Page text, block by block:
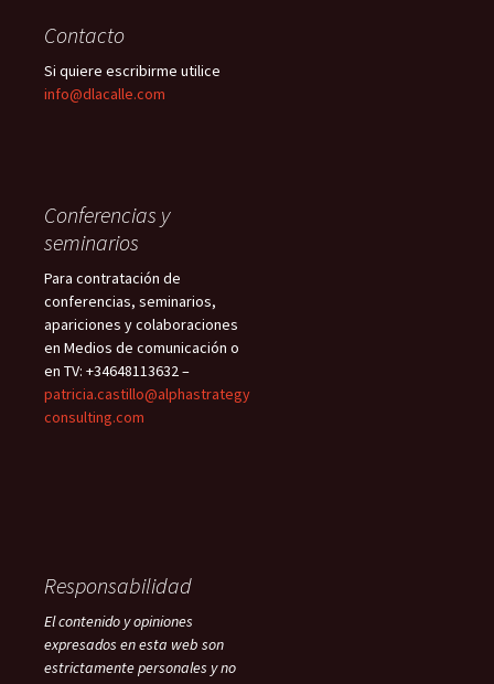
Contacto
Si quiere escribirme utilice
info@dlacalle.com
Conferencias y
seminarios
Para contratación de
conferencias, seminarios,
apariciones y colaboraciones
en Medios de comunicación o
en TV: +34648113632 –
patricia.castillo@alphastrategy
consulting.com
Responsabilidad
El contenido y opiniones
expresados en esta web son
estrictamente personales y no